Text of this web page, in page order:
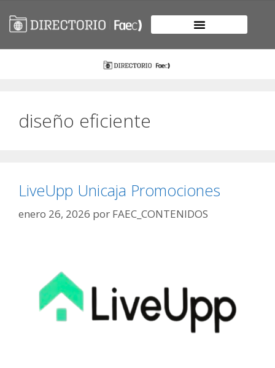
diseño eficiente
LiveUpp Unicaja Promociones
enero 26, 2026 por FAEC_CONTENIDOS